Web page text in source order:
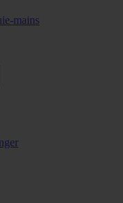
mains